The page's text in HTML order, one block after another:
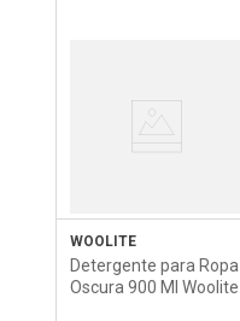
WOOLITE
Detergente para Ropa
Oscura 900 Ml Woolite